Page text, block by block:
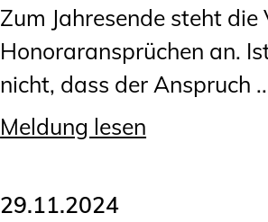
Zum Jahresende steht
Honoraransprüchen an.
nicht, dass der Anspruch
Meldung lesen
29.11.2024